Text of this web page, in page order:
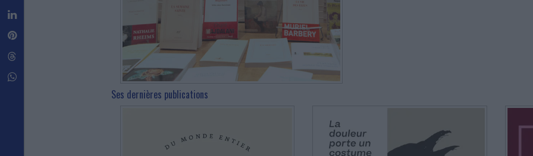
Ses dernières publications